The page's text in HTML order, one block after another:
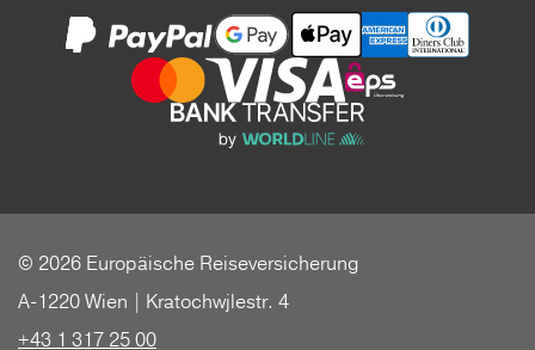
© 2026 Europäische Reiseversicherung
A-1220 Wien | Kratochwjlestr. 4
+43 1 317 25 00